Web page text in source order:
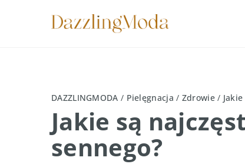
DAZZLINGMODA / Pielęgnacja / Zdrowie/
Jakie są
sennego?